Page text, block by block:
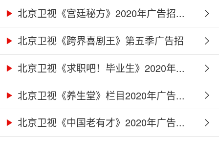
北京卫视《宫廷秘方》2020年广告招...
北京卫视《跨界喜剧王》第五季广告招
商...北京卫视《求职吧！毕业生》2020年...
北京卫视《养生堂》栏目2020年广告...
北京卫视《中国老有才》2020年广告...